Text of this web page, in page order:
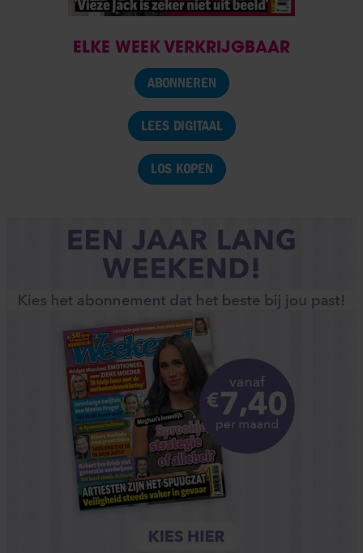
ELKE WEEK VERKRIJGBAAR
ABONNEREN
LEES DIGITAAL
LOS KOPEN